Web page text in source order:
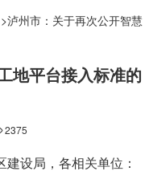
泸州市：关于再次公开智慧
地平台接入标准的
2375
设局，各相关单位：